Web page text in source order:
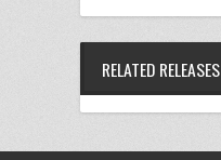
RELATED RELEASES